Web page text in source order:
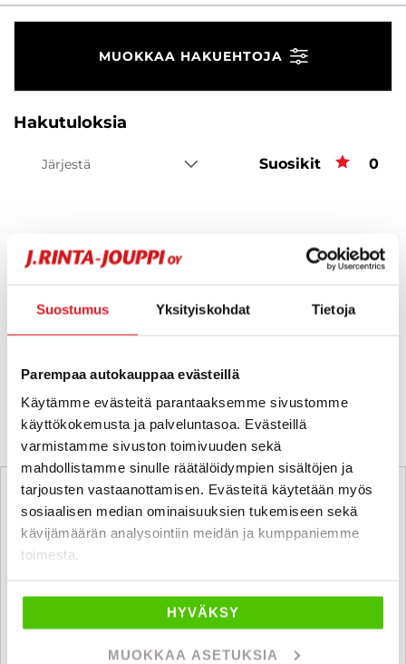
Suostumus Yksityiskohdat Tietoja
Parempaa autokauppaa evästeillä
Käytämme evästeitä parantaaksemme sivustomme
käyttökokemusta ja palveluntasoa. Evästeillä
varmistamme sivuston toimivuuden sekä
mahdollistamme sinulle räätälöidympien sisältöjen ja
tarjousten vastaanottamisen. Evästeitä käytetään myös
sosiaalisen median ominaisuuksien tukemiseen sekä
kävijämäärän analysointiin meidän ja kumppaniemme
toimesta.
HYVÄKSY
MUOKKAA ASETUKSIA
MUOKKAA HAKUEHTOJA
Hakutuloksia
Järjestä Suosikit 0
Hups, ei tuloksia!
Ei huolta, tässä valikoimassamme olevat lähimmät
vastaavat ajoneuvot.